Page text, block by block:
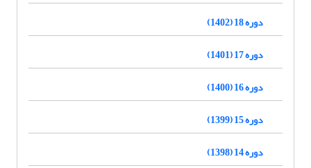
دوره 18 (1402)
دوره 17 (1401)
دوره 16 (1400)
دوره 15 (1399)
دوره 14 (1398)